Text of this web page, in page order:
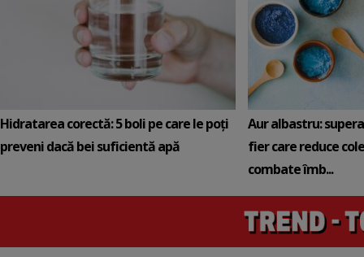
Hidratarea corectă: 5 boli pe care le poți
preveni dacă bei suficientă apă
Aur albastru:
fier care reduce
combate îmb...